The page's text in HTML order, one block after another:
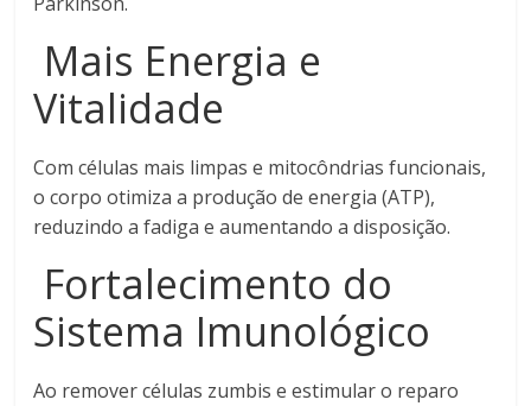
Mais Energia e
Vitalidade
Com células mais limpas e mitocôndrias funcionais,
o corpo otimiza a produção de energia (ATP),
reduzindo a fadiga e aumentando a disposição.
Fortalecimento do
Sistema Imunológico
Ao remover células zumbis e estimular o reparo